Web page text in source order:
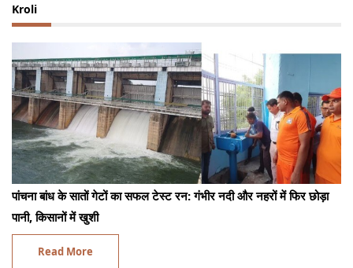
Kroli
पांचना बांध के सातों गेटों का सफल टेस्ट रन: गंभीर नदी और नहरों में फिर छोड़ा
पानी, किसानों में खुशी
Read More